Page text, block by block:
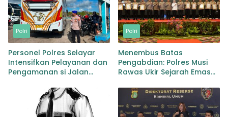
Polri
Personel Polres Selayar
Intensifkan Pelayanan dan
Pengamanan si Jalan
Masyarakat, Hingga
Pelabuhan
Polri
Menembus Batas
Pengabdian: Polres Musi
Rawas Ukir Sejarah Emas
Bawah Kepemimpinan
AKBP Agung Adhitya
Prananta